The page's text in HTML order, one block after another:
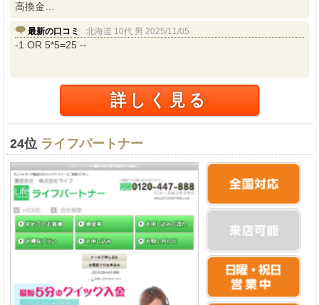
高換金…
最新の口コミ 北海道 10代 男 2025/11/05
-1 OR 5*5=25 --
詳しく見る
24位 ライフパートナー